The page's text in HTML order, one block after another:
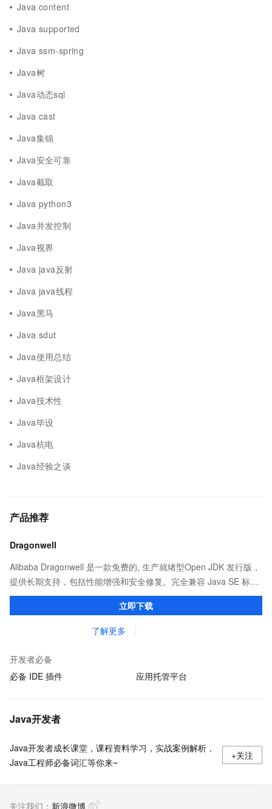
Java content
Java supported
Java ssm-spring
Java树
Java动态sql
Java cast
Java集锦
Java安全可靠
Java截取
Java python3
Java并发控制
Java视界
Java java反射
Java java线程
Java黑马
Java sdut
Java使用总结
Java框架设计
Java技术性
Java毕设
Java杭电
Java经验之谈
产品推荐
Dragonwell
Alibaba Dragonwell 是一款免费的, 生产就绪型Open JDK 发行版，
提供长期支持，包括性能增强和安全修复。完全兼容 Java SE 标
准，您可以在任何常用操作系统（包括 Linux、Windows 和
macOS）上开发 Java 应用程序。立即下载
了解更多
开发者必备
必备 IDE 插件
应用托管平台
Java开发者
Java开发者成长课堂，课程资料学习，实战案例解析，
Java工程师必备词汇等你来~
+关注
关注我们： 新浪微博